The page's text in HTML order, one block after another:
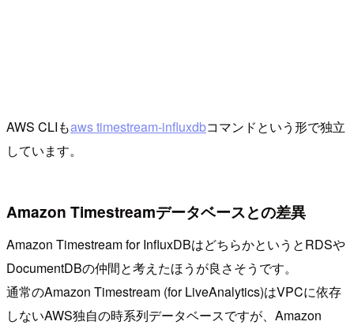
AWS CLIもaws timestream-influxdbコマンドという形で独立
しています。
Amazon Timestreamデータベースとの差異
Amazon Timestream for InfluxDBはどちらかというとRDSや
DocumentDBの仲間と考えたほうが良さそうです。
通常のAmazon Timestream (for LiveAnalytics)はVPCに依存
しないAWS独自の時系列データベースですが、Amazon